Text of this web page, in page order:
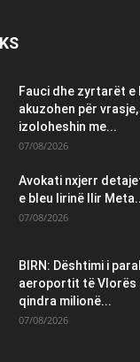
Fauci dhe zyrtarët e
akuzohen për
izoloheshin me...
07/08/2026
Avokati nxjerr
e bleu lirinë Ilir
07/08/2026
BIRN: Dështimi i
aeroportit të Vlorës
qindra milionë...
07/08/2026